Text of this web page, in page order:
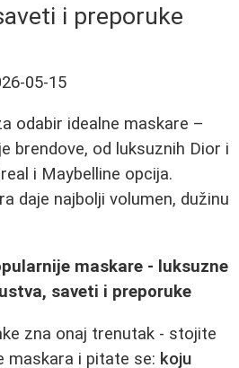
i preporuke
05-15
odabir idealne maskare –
brendove, od luksuznih Dior i
i Maybelline opcija.
daje najbolji volumen, dužinu
maskare - luksuzne
saveti i preporuke
zna onaj trenutak - stojite
maskara i pitate se: koju